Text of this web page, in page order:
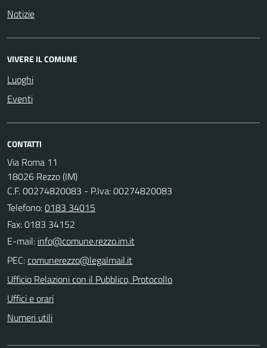
Notizie
VIVERE IL COMUNE
Luoghi
Eventi
CONTATTI
Via Roma 11
18026 Rezzo (IM)
C.F. 00274820083 - P.Iva: 00274820083
Telefono:0183 34015
Fax: 0183 34152
E-mail:
PEC:
Ufficio Relazioni con il Pubblico, Protocollo
Uffici e orari
Numeri utili